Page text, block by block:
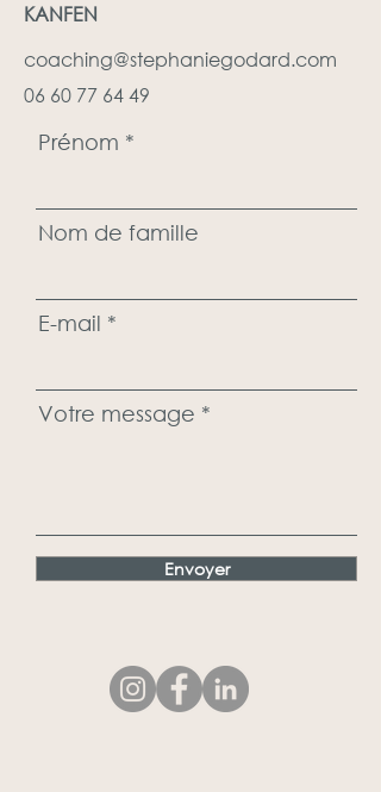
KANFEN
coaching@stephaniegodard.com
06 60 77 64 49
Prénom
Nom de famille
E-mail
Votre message
Envoyer